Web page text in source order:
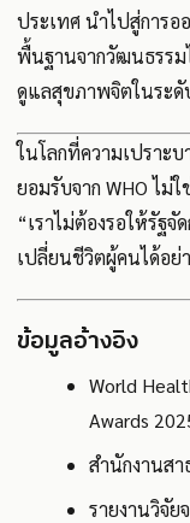
ประเทศ นำไปสู่การ
พื้นฐานจากวัฒนธรรม
ดูแลสุขภาพจิตในระ
ในโลกที่ความเปราะ
ยอมรับจาก WHO ไม่
“เราไม่ต้องรอให้รัฐ
เปลี่ยนชีวิตผู้คนได้อย่
ข้อมูลอ้างอิง
World
Awards
สำนักงานส
รายงานวิจั